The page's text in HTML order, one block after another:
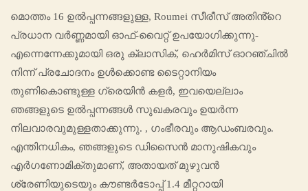
മൊത്തം 16 ഉൽപ്പന്നങ്ങളുള്ള, Roumei സീരീസ് അതിൻ്റെ
പ്രധാന വർണ്ണമായി ഓഫ്-വൈറ്റ് ഉപയോഗിക്കുന്നു-
എന്നെന്നേക്കുമായി ഒരു ക്ലാസിക്, ഹെർമിസ് ഓറഞ്ചിൽ
നിന്ന് പ്രചോദനം ഉൾക്കൊണ്ട ടൈറ്റാനിയം
തുണികൊണ്ടുള്ള ഗ്രെയിൻ കളർ, ഇവയെല്ലാം
ഞങ്ങളുടെ ഉൽപ്പന്നങ്ങൾ സുഖകരവും ഉയർന്ന
നിലവാരവുമുള്ളതാക്കുന്നു. , ഗംഭീരവും ആഡംബരവും.
എന്തിനധികം, ഞങ്ങളുടെ ഡിസൈൻ മാനുഷികവും
എർഗണോമിക്തുമാണ്, അതായത് മുഴുവൻ
ശ്രേണിയുടെയും കൗണ്ടർടോപ്പ് 1.4 മീറ്ററായി